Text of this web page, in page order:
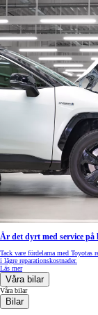
Är det dyrt med service på
Tack vare fördelarna med Toyotas
i lägre reparationskostnader.
Läs mer
Våra bilar
Våra bilar
Bilar